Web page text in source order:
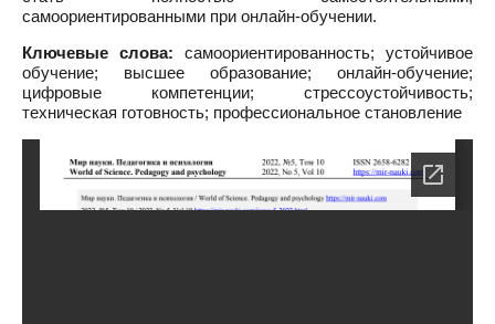
самоориентированными при онлайн-обучении.
Ключевые слова: самоориентированность; устойчивое
обучение; высшее образование; онлайн-обучение;
цифровые компетенции; стрессоустойчивость;
техническая готовность; профессиональное становление